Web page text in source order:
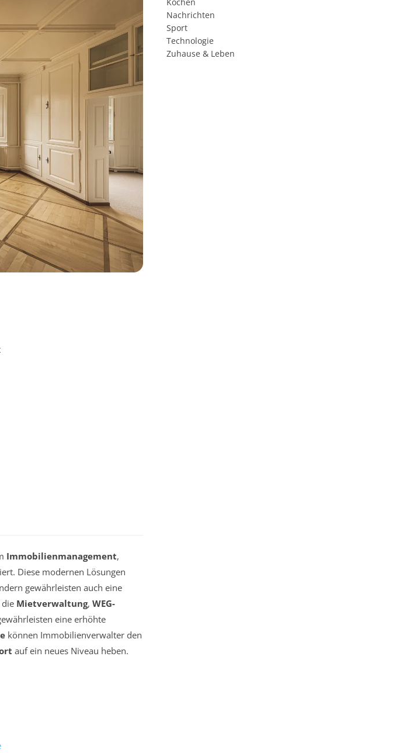
Immobilienmanagement,
Diese modernen Lösungen
gewährleisten auch eine
Mietverwaltung, WEG-
eine erhöhte
können Immobilienverwalter den
auf ein neues Niveau heben.
Nachrichten
Sport
Technologie
Zuhause & Leben